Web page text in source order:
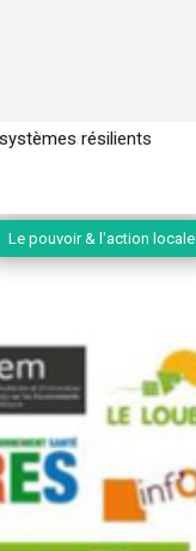
du vivant …
Le pouvoir & l'action locale